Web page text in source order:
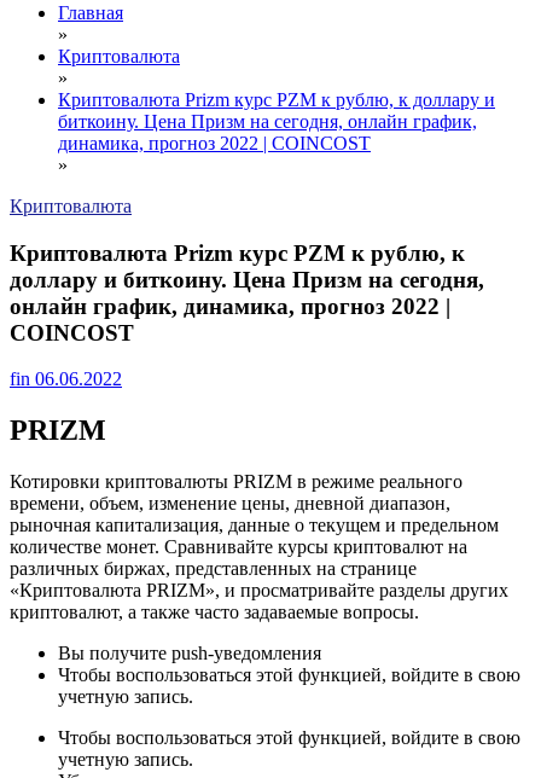
Главная
»
Криптовалюта
»
Криптовалюта Prizm курс PZM к рублю, к доллару и
биткоину. Цена Призм на сегодня, онлайн график,
динамика, прогноз 2022 | COINCOST
»
Криптовалюта
Криптовалюта Prizm курс PZM к рублю, к
доллару и биткоину. Цена Призм на сегодня,
онлайн график, динамика, прогноз 2022 |
COINCOST
fin 06.06.2022
PRIZM
Котировки криптовалюты PRIZM в режиме реального
времени, объем, изменение цены, дневной диапазон,
рыночная капитализация, данные о текущем и предельном
количестве монет. Сравнивайте курсы криптовалют на
различных биржах, представленных на странице
«Криптовалюта PRIZM», и просматривайте разделы других
криптовалют, а также часто задаваемые вопросы.
Вы получите push-уведомления
Чтобы воспользоваться этой функцией, войдите в свою
учетную запись.
Чтобы воспользоваться этой функцией, войдите в свою
учетную запись.